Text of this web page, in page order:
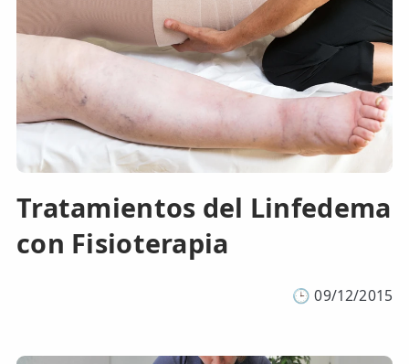
Tratamientos del Linfedema
con Fisioterapia
🕒 09/12/2015